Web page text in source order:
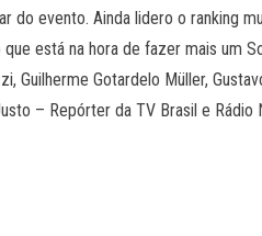
evento. Ainda lidero o ranking
está na hora de fazer mais um
Guilherme Gotardelo Müller,
– Repórter da TV Brasil e Rádio